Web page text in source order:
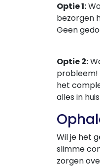
Optie 1:
bezorgen
Geen
Optie 2:
probleem!
het
alles in
Wil je het
slimme
zorgen